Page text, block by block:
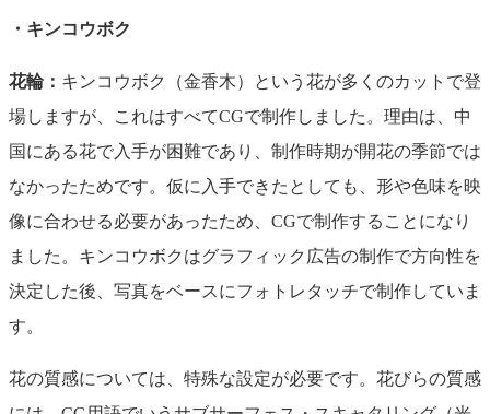
・キンコウボク
花輪： キンコウボク（金香木）という花が多くのカットで登
場しますが、これはすべてCGで制作しました。理由は、中
国にある花で入手が困難であり、制作時期が開花の季節では
なかったためです。仮に入手できたとしても、形や色味を映
像に合わせる必要があったため、CGで制作することになり
ました。キンコウボクはグラフィック広告の制作で方向性を
決定した後、写真をベースにフォトレタッチで制作していま
す。
花の質感については、特殊な設定が必要です。花びらの質感